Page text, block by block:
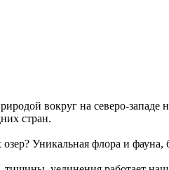
вокруг на северо-
стран.
Уникальная флора и